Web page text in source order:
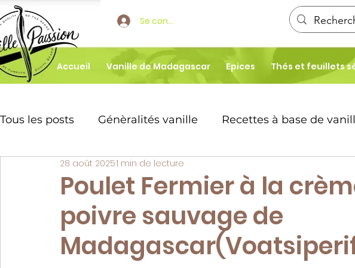
Se connecter
Accueil Vanille de Madagascar Epices Thés et feuillets
Tous les posts Génèralités vanille Recettes à base de
Boissons parfumée vanille
🌿 Tout sur la vanille Bourbon de M Recette desserts
Poulet Fermier à la
poivre sauvage de
28 août 20251 min de lecture